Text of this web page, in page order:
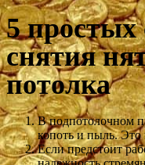
5 простых
снятия
потолка
В подпотолочном
копоть и пыль. Это
Если предстоит